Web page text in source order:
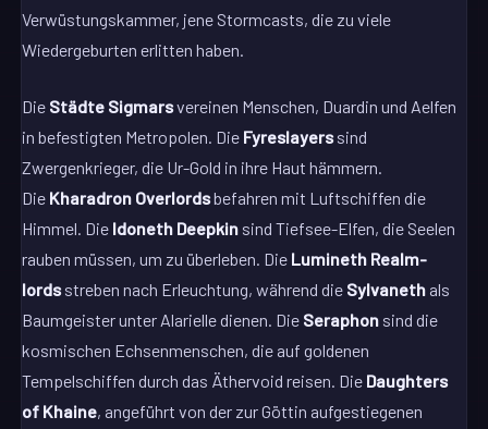
Verwüstungskammer, jene Stormcasts, die zu viele
Wiedergeburten erlitten haben.
Die Städte Sigmarsvereinen Menschen, Duardin und Aelfen
in befestigten Metropolen. Die Fyreslayerssind
Zwergenkrieger, die Ur-Gold in ihre Haut hämmern.
Die Kharadron Overlordsbefahren mit Luftschiffen die
Himmel. Die Idoneth Deepkin sind Tiefsee-Elfen, die Seelen
rauben müssen, um zu überleben. Die Lumineth Realm-
lordsstreben nach Erleuchtung, während die Sylvaneth als
Baumgeister unter Alarielle dienen. Die Seraphon sind die
kosmischen Echsenmenschen, die auf goldenen
Tempelschiffen durch das Äthervoid reisen. Die Daughters
of Khaine, angeführt von der zur Göttin aufgestiegenen